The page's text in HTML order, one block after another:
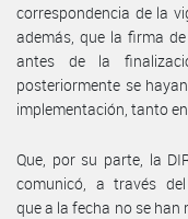
correspondencia de la
además, que la firma
antes de la
posteriormente se
implementación, tanto
Que, por su parte, la
comunicó, a través del
que a la fecha no se